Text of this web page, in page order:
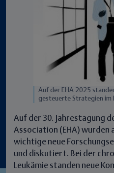
Auf der EHA 2025
gesteuerte Strategien im
Auf der 30. Jahrestagung
Association (EHA) wurden
wichtige neue
und diskutiert. Bei der
Leukämie standen neue